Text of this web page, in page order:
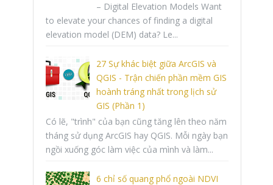
– Digital Elevation Models Want
to elevate your chances of finding a digital
elevation model (DEM) data? Le...
27 Sự khác biệt giữa ArcGIS và
QGIS - Trận chiến phần mềm GIS
hoành tráng nhất trong lịch sử
GIS (Phần 1)
Có lẽ, "trình" của bạn cũng tăng lên theo năm
tháng sử dụng ArcGIS hay QGIS. Mỗi ngày bạn
ngồi xuống góc làm việc của mình và làm...
6 chỉ số quang phổ ngoài NDVI